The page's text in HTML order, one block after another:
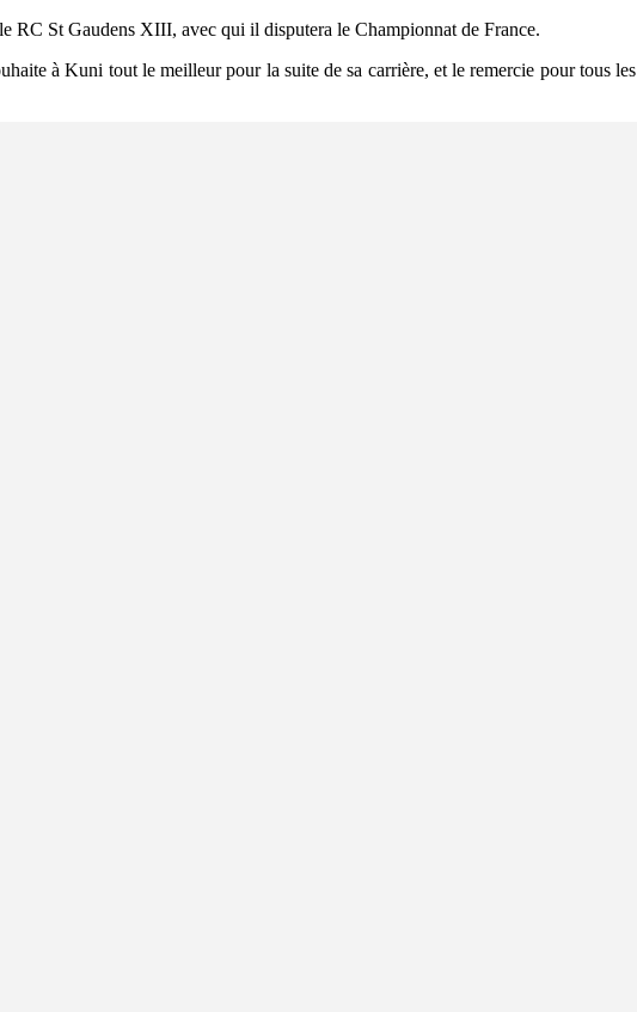
RC St Gaudens XIII, avec qui il disputera le Championnat de France.
à Kuni tout le meilleur pour la suite de sa carrière, et le remercie pour tous les